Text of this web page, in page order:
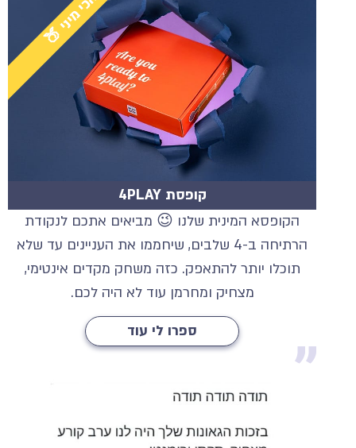
הכי מיני 🍑
קופסת 4PLAY
הקופסא המינית שלנו 😉 מביאים אתכם לנקודת
הרתיחה ב-4 שלבים, שיחממו את העניינים עד שלא
תוכלו יותר להתאפק. כזה משחק מקדים אינטימי,
מצחיק ומחרמן עוד לא היה לכם.
ספרו לי עוד